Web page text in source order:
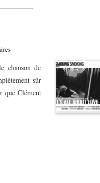
chanson de
sûr
que Clément